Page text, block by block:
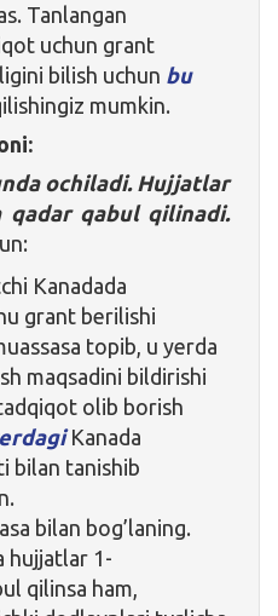
Tanlangan
uchun grant
bilish uchun bu
mumkin.
ochiladi. Hujjatlar
qadar qabul qilinadi.
Kanadada
grant berilishi
topib, u yerda
maqsadini bildirishi
olib borish
Kanada
bilan tanishib
bilan bog’laning.
hujjatlar 1-
qilinsa ham,